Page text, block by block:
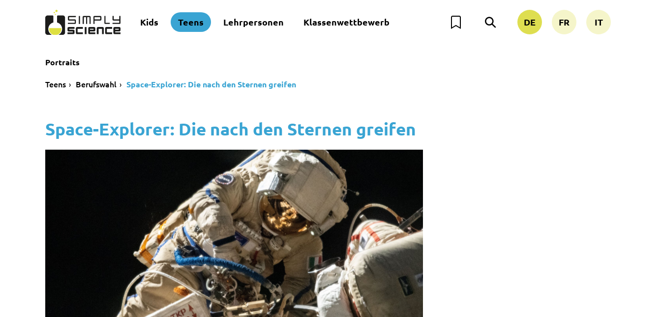
Kids Teens Lehrpersonen Klassenwettbewerb DE FR IT
Portraits
Teens Berufswahl Space-Explorer: Die nach den Sternen greifen
Space-Explorer: Die nach den Sternen greifen